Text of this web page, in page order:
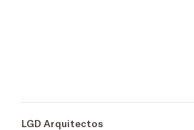
LGD Arquitectos